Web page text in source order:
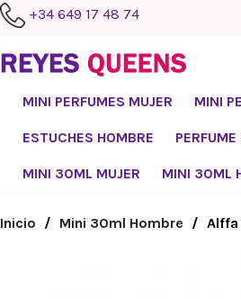
+34 649 17 48 74
MINI PERFUMES MUJER MINI
ESTUCHES HOMBRE
MINI 30ML MUJER MINI 30ML
Inicio Mini 30ml Hombre